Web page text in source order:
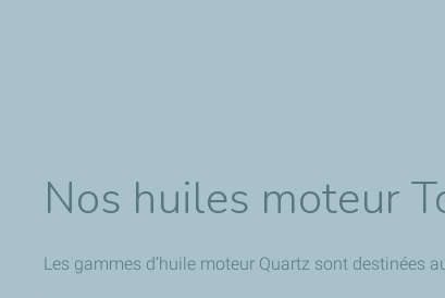
Nos huiles moteur
Les gammes d’huile moteur Quartz sont destinées